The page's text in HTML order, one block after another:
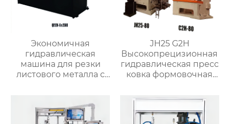
Экономичная
гидравлическая
машина для резки
листового металла с
JH25 G2H
Высокопрецизионная
гидравлическая пресс
ковка формовочная